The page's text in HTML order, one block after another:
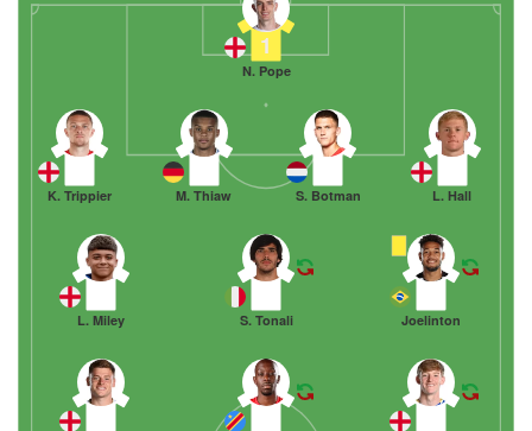
1
N. Pope
L. Hall
S. Botman
M. Thiaw
K. Trippier
Joelinton
S. Tonali
L. Miley